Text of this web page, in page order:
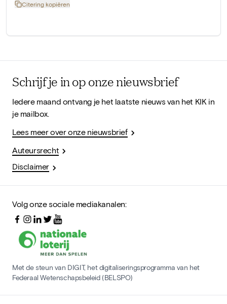
Citering kopiëren
Schrijf je in op onze nieuwsbrief
Iedere maand ontvang je het laatste nieuws van het KIK in
je mailbox.
Lees meer over onze nieuwsbrief
Auteursrecht
Disclaimer
Volg onze sociale mediakanalen:
Met de steun van DIGIT, het digitaliseringsprogramma van het
Federaal Wetenschapsbeleid (BELSPO)